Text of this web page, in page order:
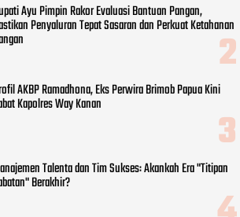
Ayu Pimpin Rakor Evaluasi Bantuan Pangan,
Penyaluran Tepat Sasaran dan Perkuat Ketahanan
AKBP Ramadhona, Eks Perwira Brimob Papua Kini
Kapolres Way Kanan
Talenta dan Tim Sukses: Akankah Era "Titipan
Berakhir?